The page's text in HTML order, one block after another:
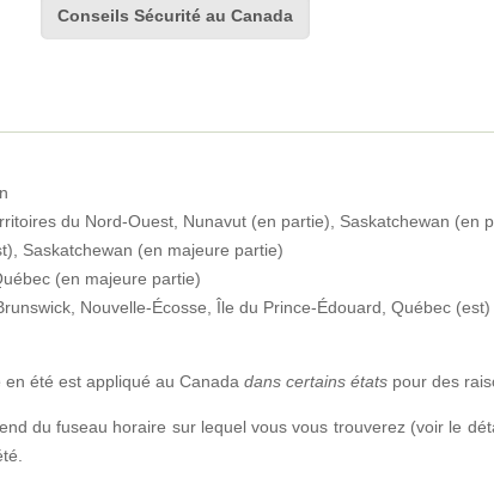
Conseils Sécurité au Canada
du Nord-Ouest, Nunavut (en partie), Saskatchewan (en
Saskatchewan (en majeure partie)
(en majeure partie)
Nouvelle-Écosse, Île du Prince-Édouard, Québec (est)
été est appliqué au Canada dans certains états pour des
du fuseau horaire sur lequel vous vous trouverez (voir le